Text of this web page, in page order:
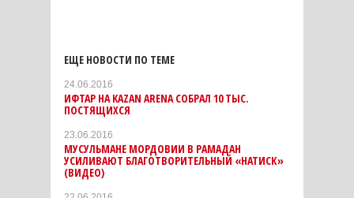
ЕЩЕ НОВОСТИ ПО ТЕМЕ
24.06.2016
ИФТАР НА KAZAN ARENA СОБРАЛ 10 ТЫС.
ПОСТЯЩИХСЯ
23.06.2016
МУСУЛЬМАНЕ МОРДОВИИ В РАМАДАН
УСИЛИВАЮТ БЛАГОТВОРИТЕЛЬНЫЙ «НАТИСК»
(ВИДЕО)